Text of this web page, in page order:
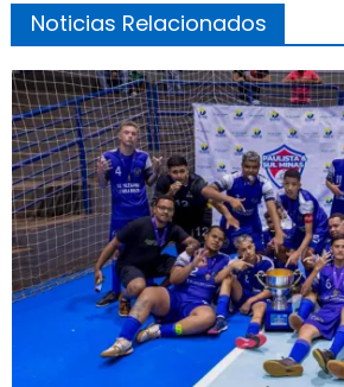
Noticias Relacionados